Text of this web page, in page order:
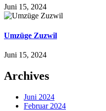
Juni 15, 2024
Umzüge Zuzwil
Juni 15, 2024
Archives
Juni 2024
Februar 2024